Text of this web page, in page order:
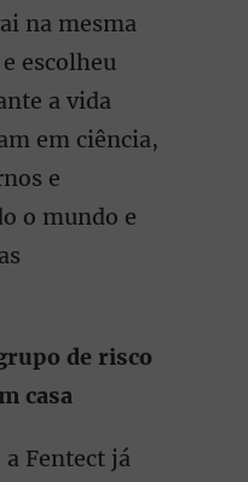
na mesma
escolheu
a vida
em ciência,
e
o mundo e
de risco
casa
Fentect já